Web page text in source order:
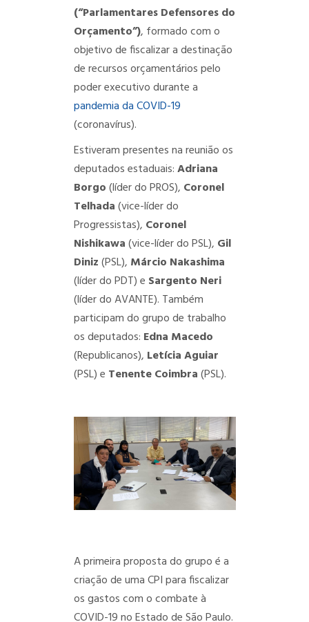
(“Parlamentares Defensores do
Orçamento”), formado com o
objetivo de fiscalizar a destinação
de recursos orçamentários pelo
poder executivo durante a
pandemia da COVID-19
(coronavírus).
Estiveram presentes na reunião os
deputados estaduais:Adriana
Borgo(líder do PROS), Coronel
Telhada(vice-líder do
Progressistas), Coronel
Nishikawa(vice-líder do PSL), Gil
Diniz(PSL), Márcio Nakashima
(líder do PDT) e Sargento Neri
(líder do AVANTE). Também
participam do grupo de trabalho
os deputados: Edna Macedo
(Republicanos), Letícia Aguiar
(PSL) e Tenente Coimbra(PSL).
A primeira proposta do grupo é a
criação de uma CPI para fiscalizar
os gastos com o combate à
COVID-19 no Estado de São Paulo.